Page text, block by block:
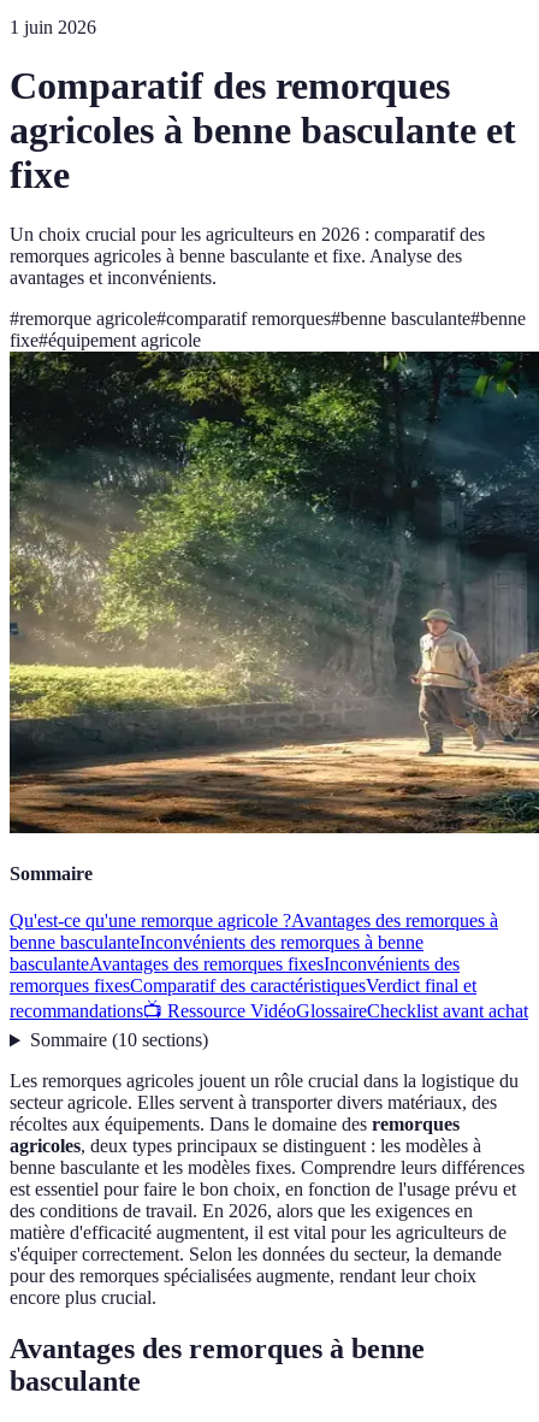
1 juin 2026
Comparatif des remorques
agricoles à benne basculante et
fixe
Un choix crucial pour les agriculteurs en 2026 : comparatif des
remorques agricoles à benne basculante et fixe. Analyse des
avantages et inconvénients.
#remorque agricole#comparatif remorques#benne basculante#benne
fixe#équipement agricole
Sommaire
Qu'est-ce qu'une remorque agricole ?Avantages des remorques à
benne basculanteInconvénients des remorques à benne
basculanteAvantages des remorques fixesInconvénients des
remorques fixesComparatif des caractéristiquesVerdict final et
recommandations📺 Ressource VidéoGlossaireChecklist avant achat
Sommaire(10 sections)
Les remorques agricoles jouent un rôle crucial dans la logistique du
secteur agricole. Elles servent à transporter divers matériaux, des
récoltes aux équipements. Dans le domaine des remorques
agricoles, deux types principaux se distinguent : les modèles à
benne basculante et les modèles fixes. Comprendre leurs différences
est essentiel pour faire le bon choix, en fonction de l'usage prévu et
des conditions de travail. En 2026, alors que les exigences en
matière d'efficacité augmentent, il est vital pour les agriculteurs de
s'équiper correctement. Selon les données du secteur, la demande
pour des remorques spécialisées augmente, rendant leur choix
encore plus crucial.
Avantages des remorques à benne
basculante